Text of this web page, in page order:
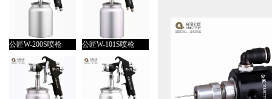
公匠W-200S喷枪 公匠W-101S喷枪